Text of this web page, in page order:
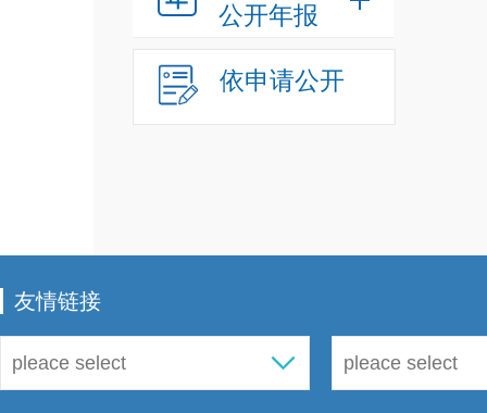
公开年报
依申请公开
友情链接